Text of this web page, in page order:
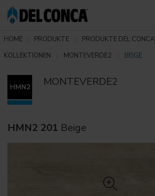
HOME PRODUKTE
PRODUKTE DEL CONCA
KOLLEKTIONEN
MONTEVERDE2 BEIGE
HMN2 MONTEVERDE2
HMN2 201 Beige